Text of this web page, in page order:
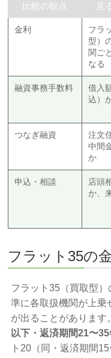
比較の観点 見
金利
フラ
型）
関ご
なる
融資事務手数料
借入
込）
つなぎ融資
注文
中間
か
申込・相談
店頭
か、
フラット35の
フラット35（買取型
準に各取扱機関が上乗
が出ることがあります
以下・返済期間21〜
ト20（同・返済期間